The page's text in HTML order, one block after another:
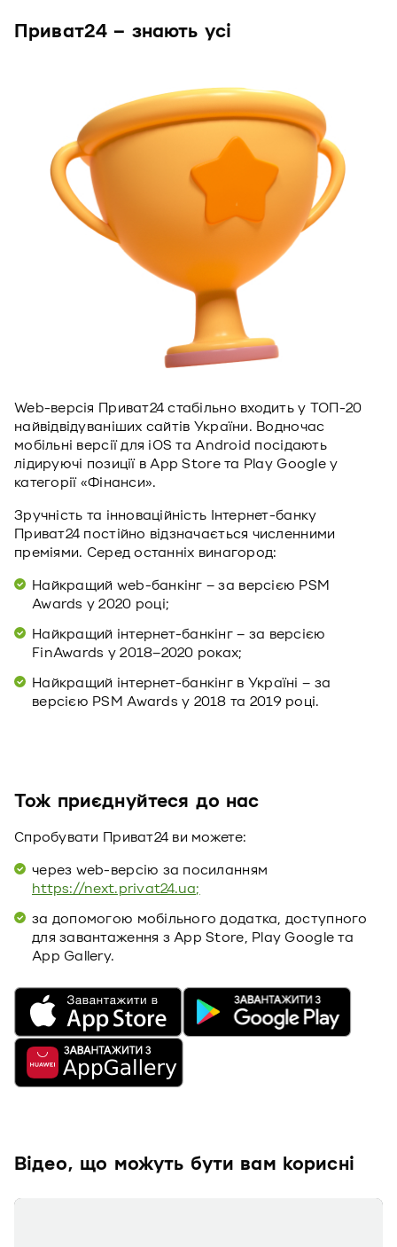
Приват24 – знають усі
Web-версія Приват24 стабільно входить у ТОП-20
найвідвідуваніших сайтів України. Водночас
мобільні версії для iOS та Android посідають
лідируючі позиції в App Store та Play Google у
категорії «Фінанси».
Зручність та інноваційність Інтернет-банку
Приват24 постійно відзначається численними
преміями. Серед останніх винагород:
Найкращий web-банкінг – за версією PSM
Awards у 2020 році;
Найкращий інтернет-банкінг – за версією
FinAwards у 2018–2020 роках;
Найкращий інтернет-банкінг в Україні – за
версією PSM Awards у 2018 та 2019 році.
Тож приєднуйтеся до нас
Спробувати Приват24 ви можете:
через web-версію за посиланням
https://next.privat24.ua;
за допомогою мобільного додатка, доступного
для завантаження з App Store, Play Google та
App Gallery.
Відео, що можуть бути вам корисні